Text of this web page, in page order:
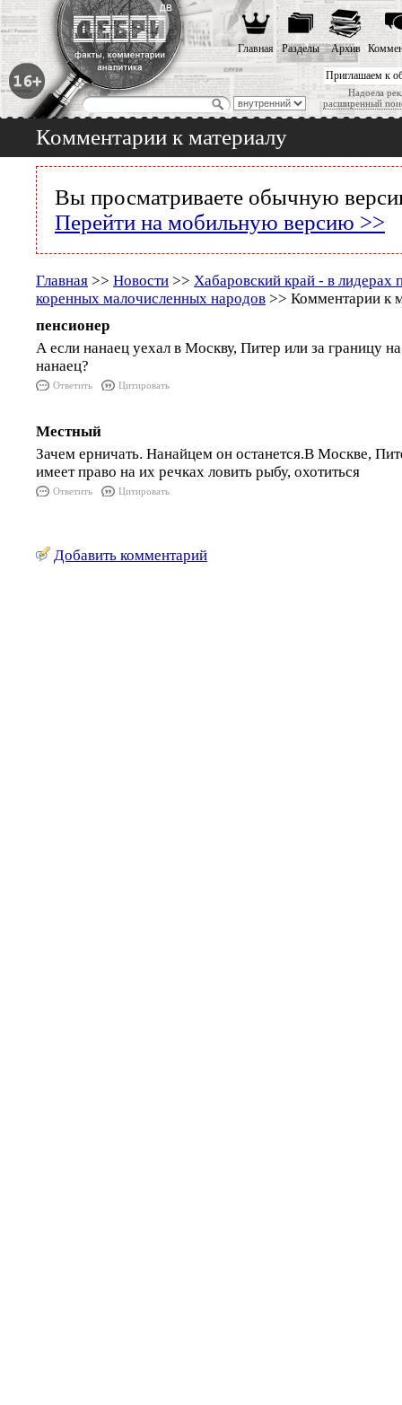
Приглашаем к
Надоела
расширенный
Главная Разделы Архив
Комментарии к материалу
Вы просматриваете обычную
Перейти на мобильную версию >>
Главная >> Новости >> Хабаровский край - в лидерах
коренных малочисленных народов >> Комментарии к
пенсионер
А если нанаец уехал в Москву, Питер или за границу
нанаец?
Ответить Цитировать
Местный
Зачем ерничать. Нанайцем он останется.В Москве,
имеет право на их речках ловить рыбу, охотиться
Ответить Цитировать
Добавить комментарий